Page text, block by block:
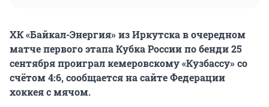
ХК «Байкал-Энергия» из Иркутска в очередном
матче первого этапа Кубка России по бенди 25
сентября проиграл кемеровскому «Кузбассу» со
счётом 4:6, сообщается на сайте Федерации
хоккея с мячом.